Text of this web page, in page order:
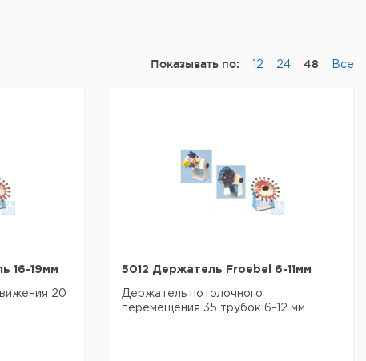
Показывать по: 12 24 48 Все
16-19мм
20
5012 Держатель Froebel 6-11мм
Держатель потолочного
перемещения 35 трубок 6-12 мм